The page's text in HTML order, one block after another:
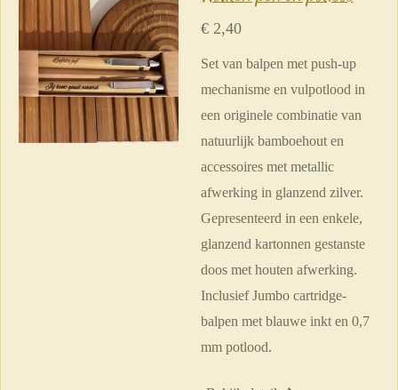
€ 2,40
Set van balpen met push-up
mechanisme en vulpotlood in
een originele combinatie van
natuurlijk bamboehout en
accessoires met metallic
afwerking in glanzend zilver.
Gepresenteerd in een enkele,
glanzend kartonnen gestanste
doos met houten afwerking.
Inclusief Jumbo cartridge-
balpen met blauwe inkt en 0,7
mm potlood.